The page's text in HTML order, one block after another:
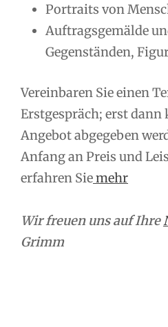
Portraits von
Auftragsgemälde
Gegenständen,
Vereinbaren Sie einen
Erstgespräch; erst
Angebot abgegeben
Anfang an Preis und
erfahren Siemehr
Wir freuen uns auf Ihre
Grimm